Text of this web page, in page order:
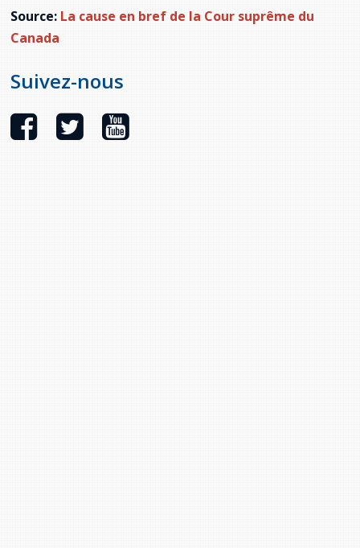
Anastasia Knudsen
Marc-Alexandre Mestres
Stacy Smith
Source: La cause en bref de la Cour suprême du
Canada
Suivez-nous